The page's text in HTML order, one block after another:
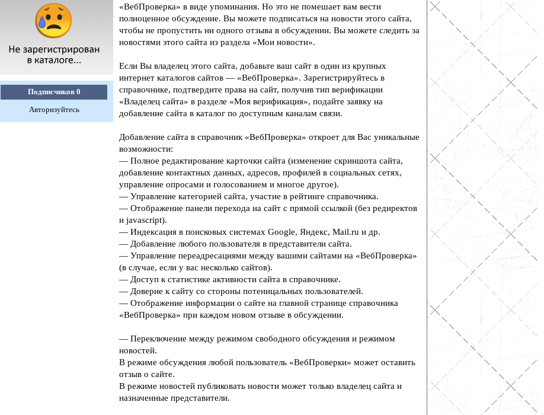
Подписчиков 0
Авторизуйтесь
«ВебПроверка» в виде упоминания. Но это не помешает вам вести
полноценное обсуждение. Вы можете подписаться на новости этого сайта,
чтобы не пропустить ни одного отзыва в обсуждении. Вы можете следить за
новостями этого сайта из раздела «Мои новости».
Если Вы владелец этого сайта, добавьте ваш сайт в один из крупных
интернет каталогов сайтов — «ВебПроверка». Зарегистрируйтесь в
справочнике, подтвердите права на сайт, получив тип верификации
«Владелец сайта» в разделе «Моя верификация», подайте заявку на
добавление сайта в каталог по доступным каналам связи.
Добавление сайта в справочник «ВебПроверка» откроет для Вас уникальные
возможности:
— Полное редактирование карточки сайта (изменение скриншота сайта,
добавление контактных данных, адресов, профилей в социальных сетях,
управление опросами и голосованием и многое другое).
— Управление категорией сайта, участие в рейтинге справочника.
— Отображение панели перехода на сайт с прямой ссылкой (без редиректов
и javascript).
— Индексация в поисковых системах Google, Яндекс, Mail.ru и др.
— Добавление любого пользователя в представители сайта.
— Управление переадресациями между вашими сайтами на «ВебПроверка»
(в случае, если у вас несколько сайтов).
— Доступ к статистике активности сайта в справочнике.
— Доверие к сайту со стороны потеницальных пользователей.
— Отображение информации о сайте на главной странице справочника
«ВебПроверка» при каждом новом отзыве в обсуждении.
— Переключение между режимом свободного обсуждения и режимом
новостей.
В режиме обсуждения любой пользователь «ВебПроверки» может оставить
отзыв о сайте.
В режиме новостей публиковать новости может только владелец сайта и
назначенные представители.